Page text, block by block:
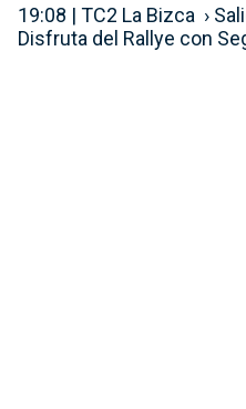
19:08 | TC2 La Bizca ›
Disfruta del Rallye con